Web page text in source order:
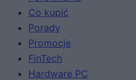
Co kupić
Porady
Promocje
FinTech
Hardware PC